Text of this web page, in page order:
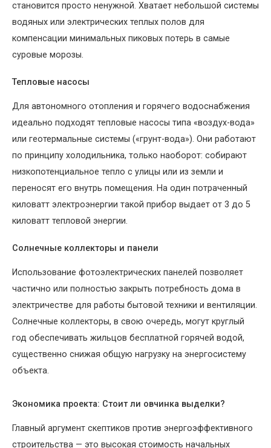
становится просто ненужной. Хватает небольшой системы
водяных или электрических теплых полов для
компенсации минимальных пиковых потерь в самые
суровые морозы.
Тепловые насосы
Для автономного отопления и горячего водоснабжения
идеально подходят тепловые насосы типа «воздух-вода»
или геотермальные системы («грунт-вода»). Они работают
по принципу холодильника, только наоборот: собирают
низкопотенциальное тепло с улицы или из земли и
переносят его внутрь помещения. На один потраченный
киловатт электроэнергии такой прибор выдает от 3 до 5
киловатт тепловой энергии.
Солнечные коллекторы и панели
Использование фотоэлектрических панелей позволяет
частично или полностью закрыть потребность дома в
электричестве для работы бытовой техники и вентиляции.
Солнечные коллекторы, в свою очередь, могут круглый
год обеспечивать жильцов бесплатной горячей водой,
существенно снижая общую нагрузку на энергосистему
объекта.
Экономика проекта: Стоит ли овчинка выделки?
Главный аргумент скептиков против энергоэффективного
строительства — это высокая стоимость начальных